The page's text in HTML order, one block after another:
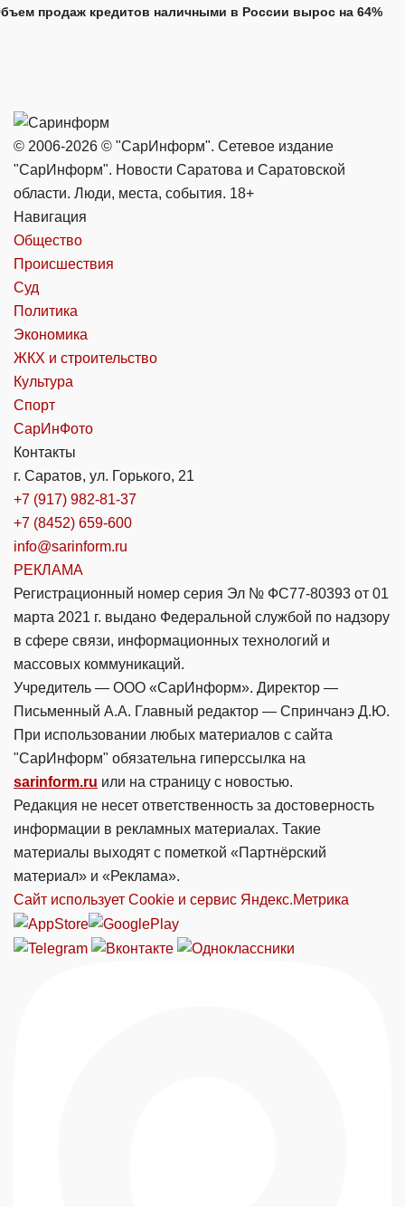
продаж кредитов наличными в России вырос на 64%
© 2006-2026 © "СарИнформ". Сетевое издание
"СарИнформ". Новости Саратова и Саратовской
области. Люди, места, события. 18+
Навигация
Общество
Происшествия
Суд
Политика
Экономика
ЖКХ и строительство
Культура
Спорт
СарИнФото
Контакты
г. Саратов, ул. Горького, 21
+7 (917) 982-81-37
+7 (8452) 659-600
info@sarinform.ru
РЕКЛАМА
Регистрационный номер серия Эл № ФС77-80393 от 01
марта 2021 г. выдано Федеральной службой по надзору
в сфере связи, информационных технологий и
массовых коммуникаций.
Учредитель — ООО «СарИнформ». Директор —
Письменный А.А. Главный редактор — Спринчанэ Д.Ю.
При использовании любых материалов с сайта
"СарИнформ" обязательна гиперссылка на
sarinform.ru или на страницу с новостью.
Редакция не несет ответственность за достоверность
информации в рекламных материалах. Такие
материалы выходят с пометкой «Партнёрский
материал» и «Реклама».
Сайт использует Cookie и сервиc Яндекс.Метрика